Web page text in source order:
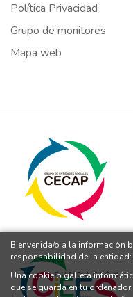
Política Privacidad
Grupo de monitores
Mapa web
Bienvenida/o a la información
responsabilidad de la entidad:
Una cookie o galleta
que se guarda en tu